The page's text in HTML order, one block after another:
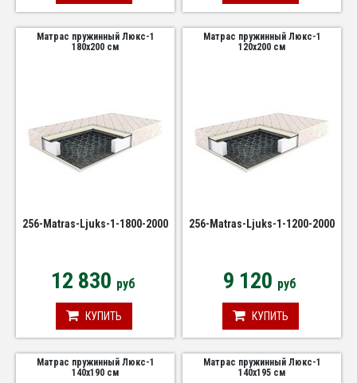
Матрас пружинный Люкс-1
180х200 см
256-Matras-Ljuks-1-1800-2000
12 830 руб
КУПИТЬ
Матрас пружинный Люкс-1
120х200 см
256-Matras-Ljuks-1-1200-2000
9 120 руб
КУПИТЬ
Матрас пружинный Люкс-1
140х190 см
Матрас пружинный Люкс-1
140х195 см